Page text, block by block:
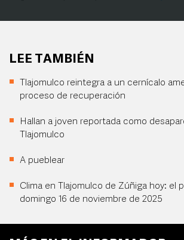
LEE TAMBIÉN
Tlajomulco reintegra a un cernícalo
proceso de recuperación
Hallan a joven reportada como
Tlajomulco
A pueblear
Clima en Tlajomulco de Zúñiga hoy: el
domingo 16 de noviembre de 2025